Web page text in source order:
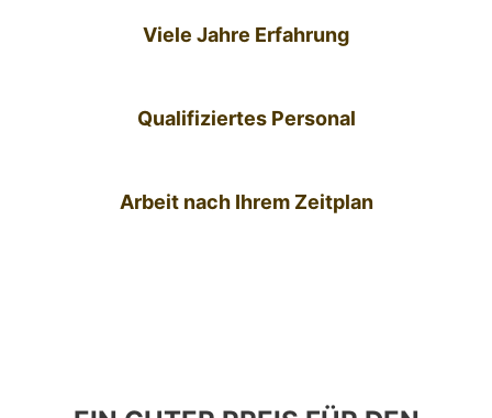
Viele Jahre Erfahrung
Qualifiziertes Personal
Arbeit nach Ihrem Zeitplan